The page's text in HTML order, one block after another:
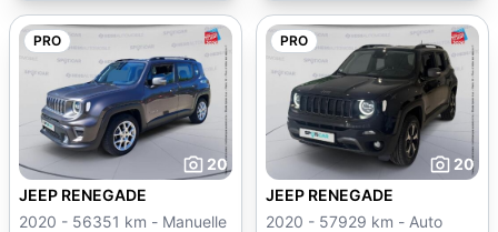
PRO
20
JEEP RENEGADE
2020 - 56351 km - Manuelle
PRO
20
JEEP RENEGADE
2020 - 57929 km - Auto